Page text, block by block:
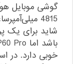
4815
شاید برای یک
خوبی دارد. در